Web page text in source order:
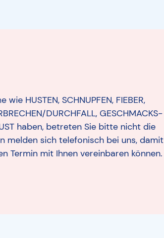
HUSTEN, SCHNUPFEN, FIEBER,
DURCHFALL, GESCHMACKS-
haben, betreten Sie bitte nicht die
melden sich telefonisch bei uns, damit
Termin mit Ihnen vereinbaren können.